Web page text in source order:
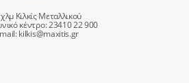
Κιλκίς Μεταλλικού
κέντρο: 23410 22 900
kilkis@maxitis.gr